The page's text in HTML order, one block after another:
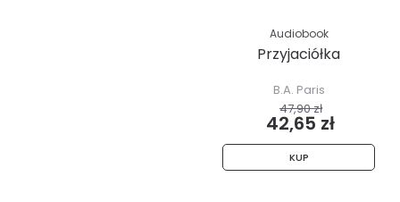
Audiobook
Przyjaciółka
B.A. Paris
47,90 zł
42,65 zł
KUP